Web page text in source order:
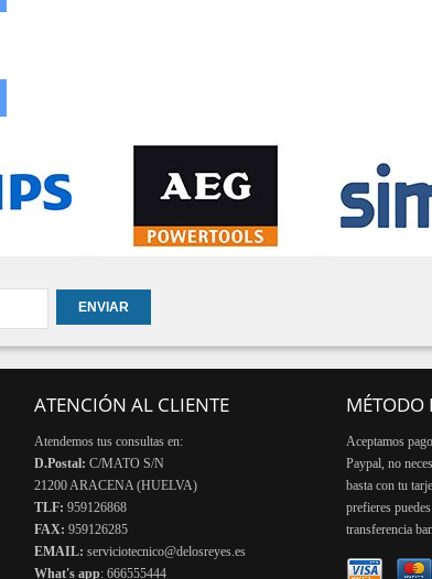
ATENCIÓN AL CLIENTE
Atendemos tus consultas en:
D.Postal:C/MATO S/N
21200 ARACENA (HUELVA)
TLF:959126868
FAX:959126285
EMAIL:serviciotecnico@delosreyes.es
What's app: 666555444
MÉTODO
Aceptamos
Paypal, no
basta con tu
prefieres
transferencia